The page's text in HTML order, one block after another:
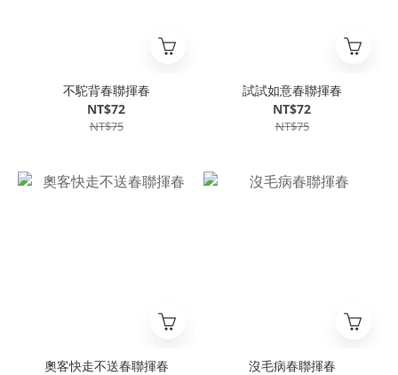
不駝背春聯揮春
NT$72
NT$75
試試如意春聯揮春
NT$72
NT$75
奧客快走不送春聯揮春
沒毛病春聯揮春